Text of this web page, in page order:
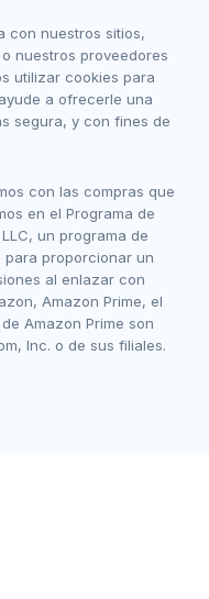
con nuestros sitios,
nuestros proveedores
utilizar cookies para
a ofrecerle una
segura, y con fines de
con las compras que
en el Programa de
un programa de
proporcionar un
al enlazar con
Amazon Prime, el
Amazon Prime son
Inc. o de sus filiales.